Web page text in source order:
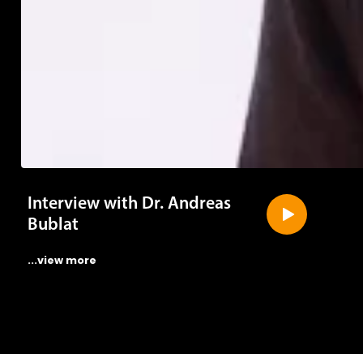
Interview with Dr. Andreas
Bublat
...view more